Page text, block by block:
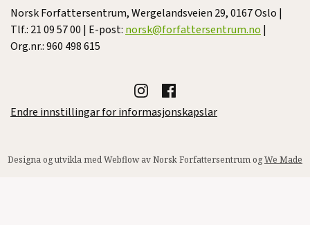
Norsk Forfattersentrum, Wergelandsveien 29, 0167 Oslo |
Tlf.: 21 09 57 00 | E-post: norsk@forfattersentrum.no |
Org.nr.: 960 498 615
Endre innstillingar for informasjonskapslar
Designa og utvikla med Webflow av Norsk Forfattersentrum ogWe Made